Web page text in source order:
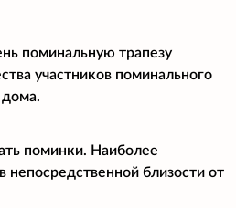
поминальную трапезу
участников поминального
дома.
поминки. Наиболее
непосредственной близости от